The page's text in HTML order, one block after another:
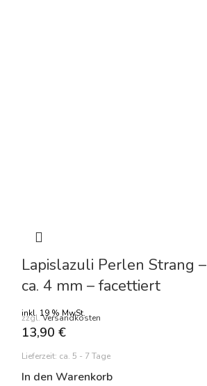
Lapislazuli Perlen Strang –
ca. 4 mm – facettiert
inkl. 19 % MwSt.
zzgl.Versandkosten
13,90 €
Lieferzeit: ca. 5 - 7 Tage
In den Warenkorb